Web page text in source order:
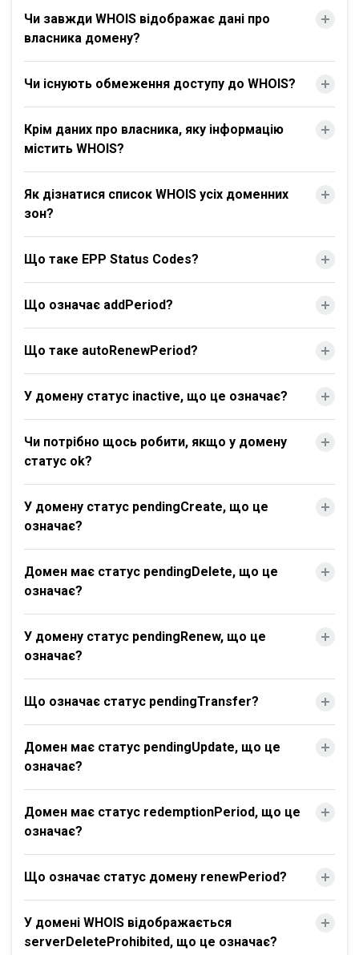
Чи завжди WHOIS відображає дані про
власника домену?
Чи існують обмеження доступу до WHOIS?
Крім даних про власника, яку інформацію
містить WHOIS?
Як дізнатися список WHOIS усіх доменних
зон?
Що таке EPP Status Codes?
Що означає addPeriod?
Що таке autoRenewPeriod?
У домену статус inactive, що це означає?
Чи потрібно щось робити, якщо у домену
статус ok?
У домену статус pendingCreate, що це
означає?
Домен має статус pendingDelete, що це
означає?
У домену статус pendingRenew, що це
означає?
Що означає статус pendingTransfer?
Домен має статус pendingUpdate, що це
означає?
Домен має статус redemptionPeriod, що це
означає?
Що означає статус домену renewPeriod?
У домені WHOIS відображається
serverDeleteProhibited, що це означає?